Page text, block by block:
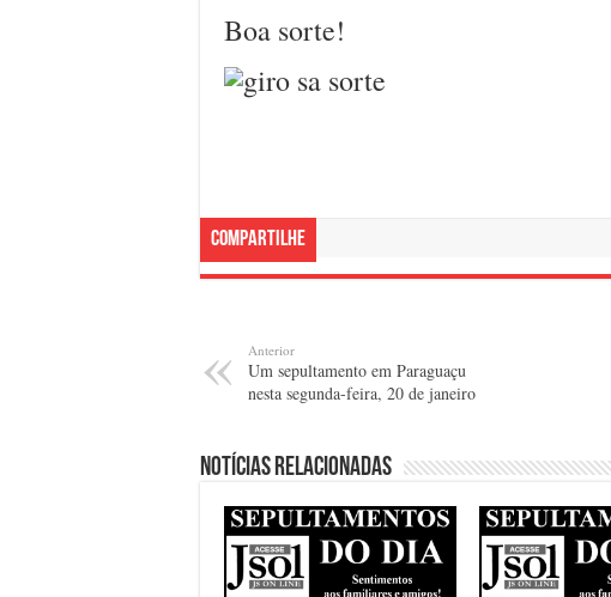
Boa sorte!
Compartilhe
Anterior
Um sepultamento em Paraguaçu
nesta segunda-feira, 20 de janeiro
Notícias relacionadas